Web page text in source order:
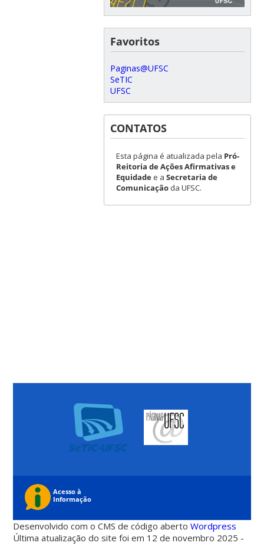
Favoritos
Paginas@UFSC
SeTIC
UFSC
CONTATOS
Esta página é atualizada pela Pró-
Reitoria de Ações Afirmativas e
Equidadee a Secretaria de
Comunicaçãoda UFSC.
Desenvolvido com o CMS de código abertoWordpress
Última atualização do site foi em 12 de novembro 2025 -